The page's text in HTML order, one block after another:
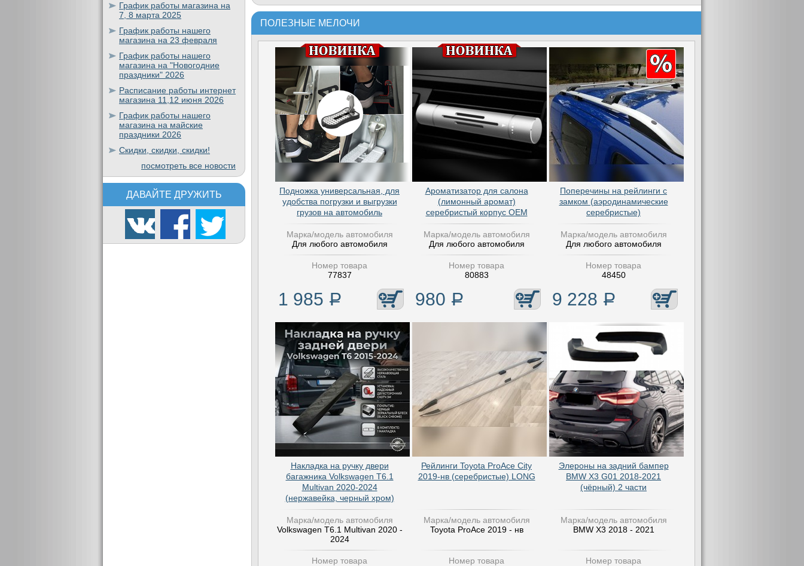
График работы магазина на
7, 8 марта 2025
График работы нашего
магазина на 23 февраля
График работы нашего
магазина на "Новогодние
праздники" 2026
Расписание работы интернет
магазина 11,12 июня 2026
График работы нашего
магазина на майские
праздники 2026
Скидки, скидки, скидки!
посмотреть все новости
ДАВАЙТЕ ДРУЖИТЬ
ПОЛЕЗНЫЕ МЕЛОЧИ
Подножка универсальная, для
удобства погрузки и выгрузки
грузов на автомобиль
Марка/модель автомобиля
Для любого автомобиля
Номер товара
77837
1 985 Р
Ароматизатор для салона
(лимонный аромат)
серебристый корпус OEM
Марка/модель автомобиля
Для любого автомобиля
Номер товара
80883
980 Р
Поперечины на рейлинги с
замком (аэродинамические
серебристые)
Марка/модель автомобиля
Для любого автомобиля
Номер товара
48450
9 228 Р
Накладка на ручку двери
багажника Volkswagen T6.1
Multivan 2020-2024
(нержавейка, черный хром)
Марка/модель автомобиля
Volkswagen T6.1 Multivan 2020 -
2024
Номер товара
Рейлинги Toyota ProAce City
2019-нв (серебристые) LONG
Марка/модель автомобиля
Toyota ProAce 2019 - нв
Номер товара
Элероны на задний бампер
BMW X3 G01 2018-2021
(чёрный) 2 части
Марка/модель автомобиля
BMW X3 2018 - 2021
Номер товара